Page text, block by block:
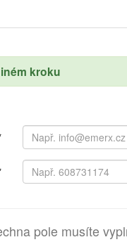
kroku
pole musíte